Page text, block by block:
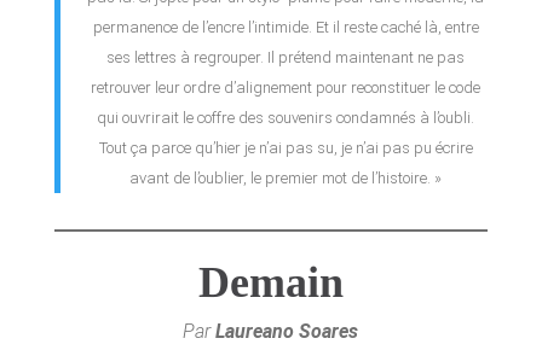
permanence de l’encre l’intimide. Et il reste caché là, entre
ses lettres à regrouper. Il prétend maintenant ne pas
retrouver leur ordre d’alignement pour reconstituer le code
qui ouvrirait le coffre des souvenirs condamnés à l’oubli.
Tout ça parce qu’hier je n’ai pas su, je n’ai pas pu écrire
avant de l’oublier, le premier mot de l’histoire. »
Demain
ParLaureano Soares